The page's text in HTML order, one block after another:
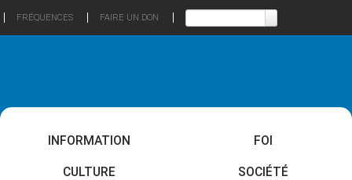
FRÉQUENCES FAIRE UN DON
INFORMATION FOI
CULTURE SOCIÉTÉ